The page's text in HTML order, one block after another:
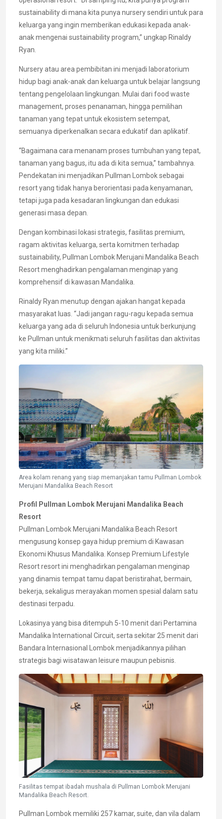
sustainability di mana kita punya nursery sendiri untuk para
keluarga yang ingin memberikan edukasi kepada anak-
anak mengenai sustainability program,” ungkap Rinaldy
Ryan.
Nursery atau area pembibitan ini menjadi laboratorium
hidup bagi anak-anak dan keluarga untuk belajar langsung
tentang pengelolaan lingkungan. Mulai dari food waste
management, proses penanaman, hingga pemilihan
tanaman yang tepat untuk ekosistem setempat,
semuanya diperkenalkan secara edukatif dan aplikatif.
“Bagaimana cara menanam proses tumbuhan yang tepat,
tanaman yang bagus, itu ada di kita semua,” tambahnya.
Pendekatan ini menjadikan Pullman Lombok sebagai
resort yang tidak hanya berorientasi pada kenyamanan,
tetapi juga pada kesadaran lingkungan dan edukasi
generasi masa depan.
Dengan kombinasi lokasi strategis, fasilitas premium,
ragam aktivitas keluarga, serta komitmen terhadap
sustainability, Pullman Lombok Merujani Mandalika Beach
Resort menghadirkan pengalaman menginap yang
komprehensif di kawasan Mandalika.
Rinaldy Ryan menutup dengan ajakan hangat kepada
masyarakat luas. “Jadi jangan ragu-ragu kepada semua
keluarga yang ada di seluruh Indonesia untuk berkunjung
ke Pullman untuk menikmati seluruh fasilitas dan aktivitas
yang kita miliki.”
Area kolam renang yang siap memanjakan tamu Pullman Lombok
Merujani Mandalika Beach Resort
Profil Pullman Lombok Merujani Mandalika Beach
Resort
Pullman Lombok Merujani Mandalika Beach Resort
mengusung konsep gaya hidup premium di Kawasan
Ekonomi Khusus Mandalika. Konsep Premium Lifestyle
Resort resort ini menghadirkan pengalaman menginap
yang dinamis tempat tamu dapat beristirahat, bermain,
bekerja, sekaligus merayakan momen spesial dalam satu
destinasi terpadu.
Lokasinya yang bisa ditempuh 5-10 menit dari Pertamina
Mandalika International Circuit, serta sekitar 25 menit dari
Bandara Internasional Lombok menjadikannya pilihan
strategis bagi wisatawan leisure maupun pebisnis.
Fasilitas tempat ibadah mushala di Pullman Lombok Merujani
Mandalika Beach Resort.
Pullman Lombok memiliki 257 kamar, suite, dan vila dalam